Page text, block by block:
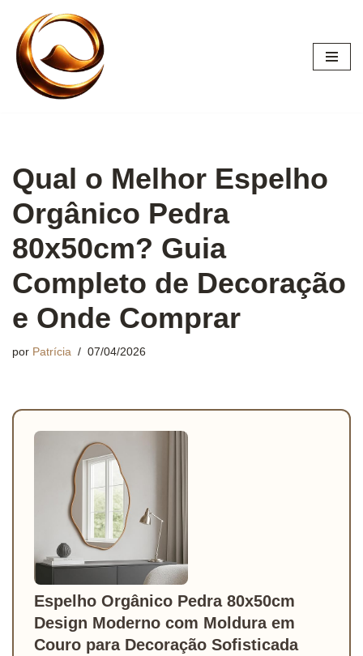
Pular
para
conteúdo
Qual o Melhor Espelho
Orgânico Pedra
80x50cm? Guia
Completo de Decoração
e Onde Comprar
por Patrícia 07/04/2026
Espelho Orgânico Pedra 80x50cm
Design Moderno com Moldura em
Couro para Decoração Sofisticada